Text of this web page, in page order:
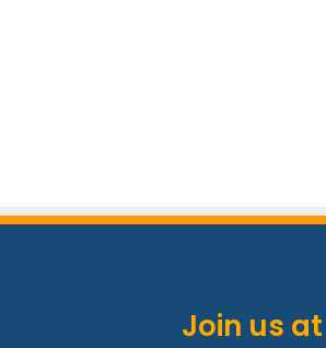
Join us